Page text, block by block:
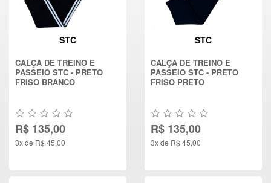
STC
CALÇA DE TREINO E
PASSEIO STC - PRETO
FRISO BRANCO
R$ 135,00
3x de R$ 45,00
STC
CALÇA DE TREINO E
PASSEIO STC - PRETO
FRISO PRETO
R$ 135,00
3x de R$ 45,00